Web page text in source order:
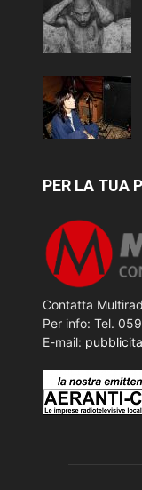
PER LA TUA
Contatta
Per info: Tel.
E-mail: